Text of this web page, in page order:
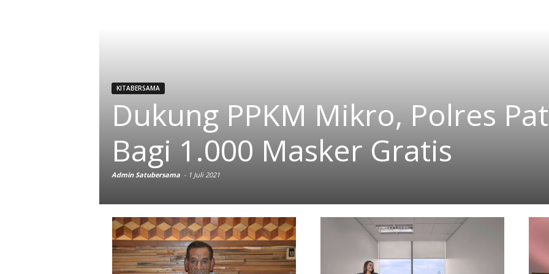
KITABERSAMA
Dukung PPKM Mikro, Polres
Bagi 1.000 Masker Gratis
Admin Satubersama - 1 Juli 2021